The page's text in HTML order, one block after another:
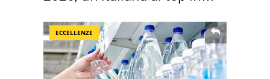
ECCELLENZE